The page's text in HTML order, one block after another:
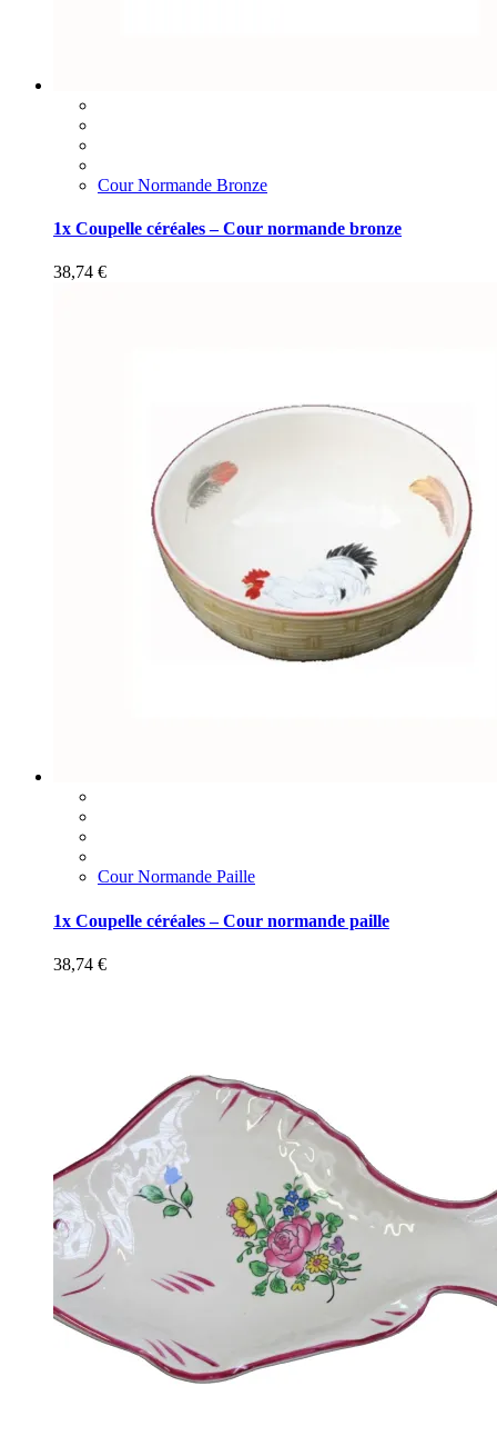
Cour Normande Bronze
1x Coupelle céréales – Cour normande bronze
38,74 €
Cour Normande Paille
1x Coupelle céréales – Cour normande paille
38,74 €